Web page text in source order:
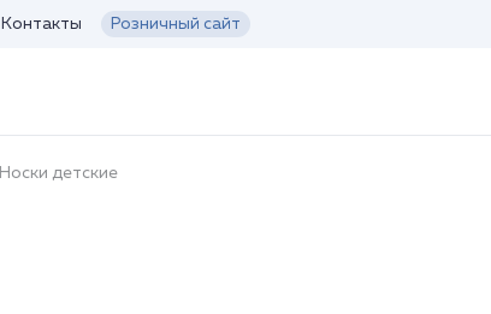
Контакты Розничный сайт
Носки детские